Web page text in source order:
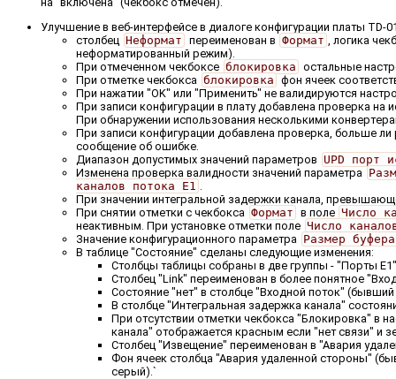
Улучшение в веб-интерфейсе в диалоге конфигурации платы TD-
столбец Неформат переименован в Формат
, логика
неформатированный режим).
При отмеченном чекбоксе блокировка остальные
При отметке чекбокса блокировка фон ячеек
При нажатии "OK" или "Применить" не валидируются
При записи конфигурации в плату добавлена проверка на
При обнаружении использования несколькими
При записи конфигурации добавлена проверка, больше
сообщение об ошибке.
Диапазон допустимых значений параметров UPD порт
Изменена проверка валидности значений параметра
каналов потока E1
При значении интегральной задержки канала,
При снятии отметки с чекбокса Формат в поле Число
неактивным. При установке отметки поле Число
Значение конфигурационного параметра Размер
В таблице "Состояние" сделаны следующие изменения:
Столбцы таблицы собраны в две группы - "Порты
Столбец "Link" переименован в более понятное
Состояние "нет" в столбце "Входной поток" (бывший
В столбце "Интегральная задержка канала"
При отсутствии отметки чекбокса "Блокировка" в
канала" отображается красным если "нет связи" и
Столбец "Извещение" переименован в "Авария
Фон ячеек столбца "Авария удаленной стороны"
серый).`